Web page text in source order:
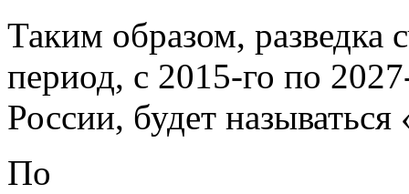
Таким образом, разведка
период, с 2015-го по
России, будет
По